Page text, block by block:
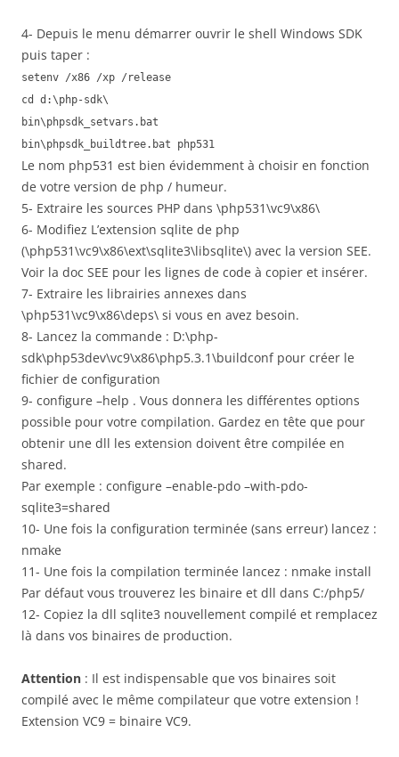
4- Depuis le menu démarrer ouvrir le shell Windows SDK
puis taper :
setenv /x86 /xp /release
cd d:\php-sdk\
bin\phpsdk_setvars.bat
bin\phpsdk_buildtree.bat php531
Le nom php531 est bien évidemment à choisir en fonction
de votre version de php / humeur.
5- Extraire les sources PHP dans \php531\vc9\x86\
6- Modifiez L’extension sqlite de php
(\php531\vc9\x86\ext\sqlite3\libsqlite\) avec la version SEE.
Voir la doc SEE pour les lignes de code à copier et insérer.
7- Extraire les librairies annexes dans
\php531\vc9\x86\deps\ si vous en avez besoin.
8- Lancez la commande : D:\php-
sdk\php53dev\vc9\x86\php5.3.1\buildconf pour créer le
fichier de configuration
9- configure –help . Vous donnera les différentes options
possible pour votre compilation. Gardez en tête que pour
obtenir une dll les extension doivent être compilée en
shared.
Par exemple : configure –enable-pdo –with-pdo-
sqlite3=shared
10- Une fois la configuration terminée (sans erreur) lancez :
nmake
11- Une fois la compilation terminée lancez : nmake install
Par défaut vous trouverez les binaire et dll dans C:/php5/
12- Copiez la dll sqlite3 nouvellement compilé et remplacez
là dans vos binaires de production.
Attention : Il est indispensable que vos binaires soit
compilé avec le même compilateur que votre extension !
Extension VC9 = binaire VC9.